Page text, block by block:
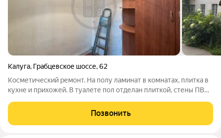
Калуга, Грабцевское шоссе,62
Косметический ремонт. На полу ламинат в комнатах, плитка в
кухне и прихожей. В туалете пол отделан плиткой, стены ПВХ.
газ, воду и электричество. Мебель остается по
договоренности. Номер
Позвонить